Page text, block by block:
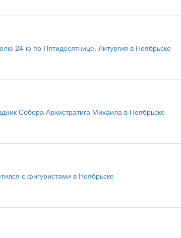
24-ю по Пятидесятнице. Литургия в Ноябрьске
Собора Архистратига Михаила в Ноябрьске
с фигуристами в Ноябрьске